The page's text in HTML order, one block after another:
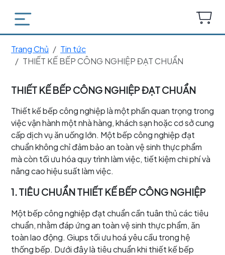
Trang Chủ
Tin tức
THIẾT KẾ BẾP CÔNG NGHIỆP ĐẠT CHUẨN
THIẾT KẾ BẾP CÔNG NGHIỆP ĐẠT CHUẨN
Thiết kế bếp công nghiệp là một phần quan trọng trong
việc vận hành một nhà hàng, khách sạn hoặc cơ sở cung
cấp dịch vụ ăn uống lớn. Một bếp công nghiệp đạt
chuẩn không chỉ đảm bảo an toàn vệ sinh thực phẩm
mà còn tối ưu hóa quy trình làm việc, tiết kiệm chi phí và
nâng cao hiệu suất làm việc.
1. TIÊU CHUẨN THIẾT KẾ BẾP CÔNG NGHIỆP
Một bếp công nghiệp đạt chuẩn cần tuân thủ các tiêu
chuẩn, nhằm đáp ứng an toàn vệ sinh thực phẩm, ăn
toàn lao động. Giups tối ưu hoá yêu cầu trong hệ
thống bếp. Dưới đây là tiêu chuẩn khi thiết kế bếp